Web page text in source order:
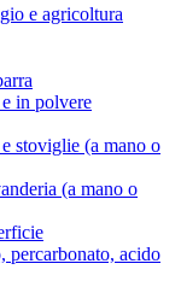
e agricoltura
in polvere
stoviglie (a mano o
(a mano o
percarbonato, acido